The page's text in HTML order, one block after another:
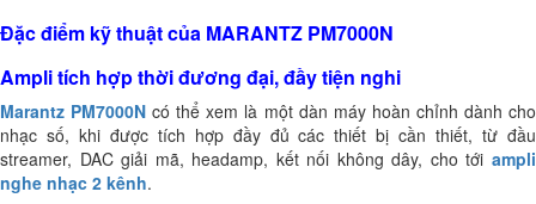
Đặc điểm kỹ thuật của MARANTZ PM7000N
Ampli tích hợp thời đương đại, đầy tiện nghi
Marantz PM7000N có thể xem là một dàn máy hoàn chỉnh dành cho
nhạc số, khi được tích hợp đầy đủ các thiết bị cần thiết, từ đầu
streamer, DAC giải mã, headamp, kết nối không dây, cho tới ampli
nghe nhạc 2 kênh.